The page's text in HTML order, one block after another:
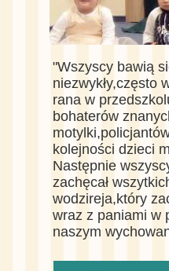
"Wszyscy bawią
niezwykły,często
rana w
bohaterów
kolejności dzieci
Następnie
zachęcał
wodzireja,który
wraz z paniami w
naszym